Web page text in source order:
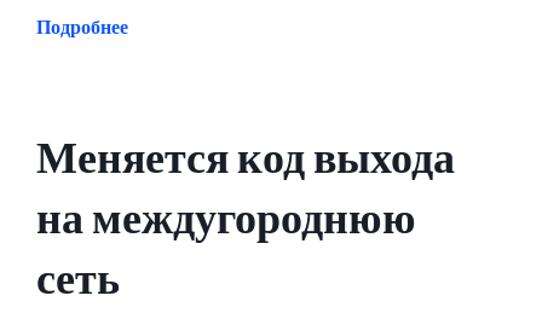
Подробнее
Меняется код выхода
на междугороднюю
сеть